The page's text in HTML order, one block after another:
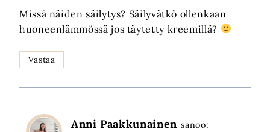
Missä näiden säilytys? Säilyvätkö ollenkaan
huoneenlämmössä jos täytetty kreemillä?
Vastaa
Anni Paakkunainen sanoo: